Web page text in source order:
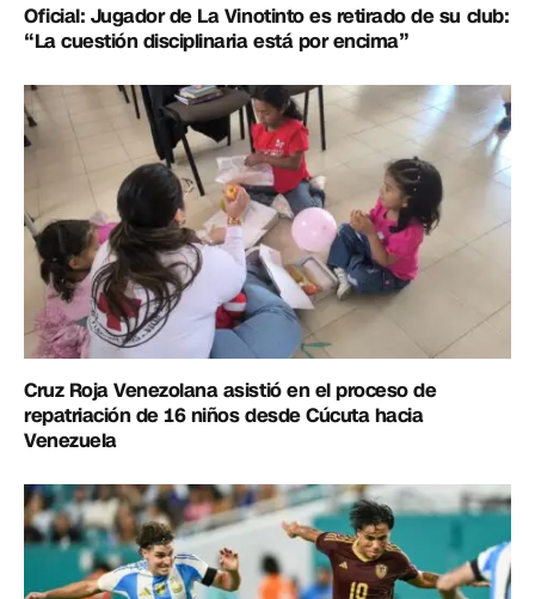
Oficial: Jugador de La Vinotinto es retirado de su club:
“La cuestión disciplinaria está por encima”
Cruz Roja Venezolana asistió en el proceso de
repatriación de 16 niños desde Cúcuta hacia
Venezuela